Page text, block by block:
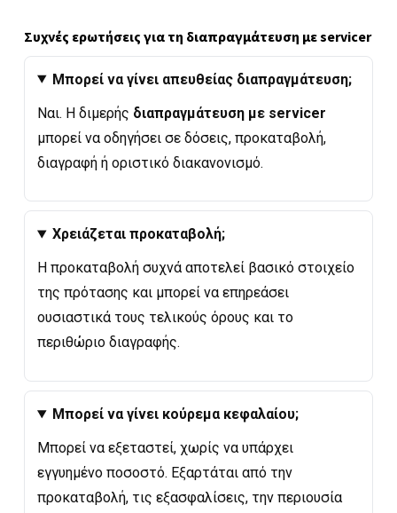
Συχνές ερωτήσεις για τη διαπραγμάτευση με servicer
Μπορεί να γίνει απευθείας διαπραγμάτευση;
Ναι. Η διμερής διαπραγμάτευση με servicer
μπορεί να οδηγήσει σε δόσεις, προκαταβολή,
διαγραφή ή οριστικό διακανονισμό.
Χρειάζεται προκαταβολή;
Η προκαταβολή συχνά αποτελεί βασικό στοιχείο
της πρότασης και μπορεί να επηρεάσει
ουσιαστικά τους τελικούς όρους και το
περιθώριο διαγραφής.
Μπορεί να γίνει κούρεμα κεφαλαίου;
Μπορεί να εξεταστεί, χωρίς να υπάρχει
εγγυημένο ποσοστό. Εξαρτάται από την
προκαταβολή, τις εξασφαλίσεις, την περιουσία